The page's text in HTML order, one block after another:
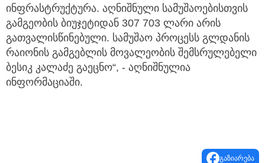
ინფრასტრუქტურა. აღნიშნული სამუშაოებისთვის
გამგეობის ბიუჯეტიდან 307 703 ლარი არის
გათვალისწინებული. სამუშაო პროცესს გლდანის
რაიონის გამგებლის მოვალეობის შემსრულებელი
ბესიკ კალაძე გაეცნო“, - აღნიშნულია
ინფორმაციაში.
გაზიარება